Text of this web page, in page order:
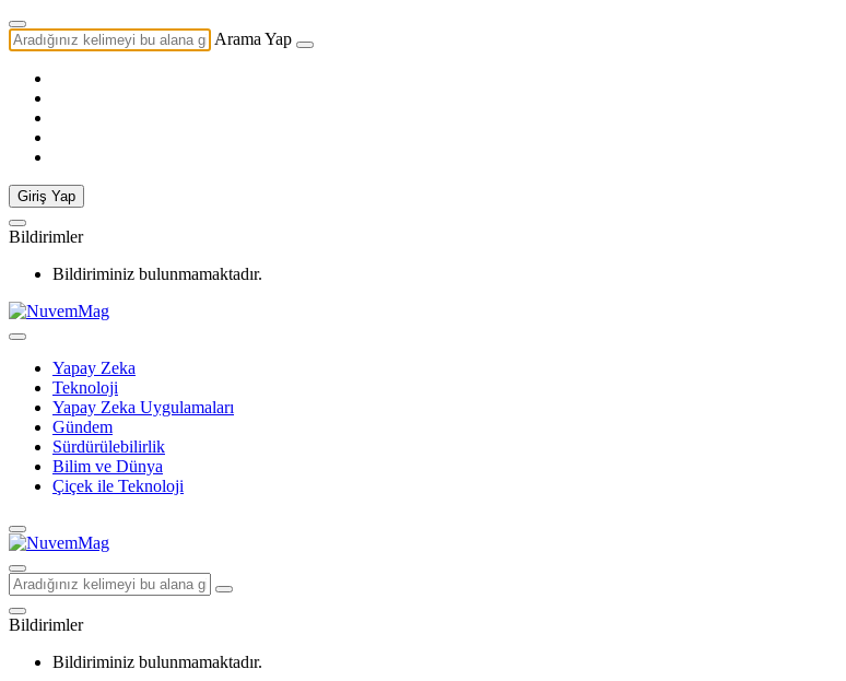
Arama Yap
Giriş Yap
Bildirimler
Bildiriminiz bulunmamaktadır.
Yapay Zeka
Teknoloji
Yapay Zeka Uygulamaları
Gündem
Sürdürülebilirlik
Bilim ve Dünya
Çiçek ile Teknoloji
Bildirimler
Bildiriminiz bulunmamaktadır.